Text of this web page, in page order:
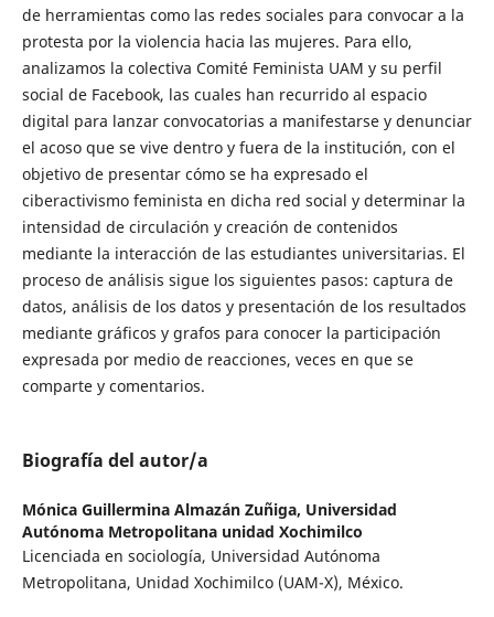
de herramientas como las redes sociales para convocar a la
protesta por la violencia hacia las mujeres. Para ello,
analizamos la colectiva Comité Feminista UAM y su perfil
social de Facebook, las cuales han recurrido al espacio
digital para lanzar convocatorias a manifestarse y denunciar
el acoso que se vive dentro y fuera de la institución, con el
objetivo de presentar cómo se ha expresado el
ciberactivismo feminista en dicha red social y determinar la
intensidad de circulación y creación de contenidos
mediante la interacción de las estudiantes universitarias. El
proceso de análisis sigue los siguientes pasos: captura de
datos, análisis de los datos y presentación de los resultados
mediante gráficos y grafos para conocer la participación
expresada por medio de reacciones, veces en que se
comparte y comentarios.
Biografía del autor/a
Mónica Guillermina Almazán Zuñiga, Universidad
Autónoma Metropolitana unidad Xochimilco
Licenciada en sociología, Universidad Autónoma
Metropolitana, Unidad Xochimilco (UAM-X), México.